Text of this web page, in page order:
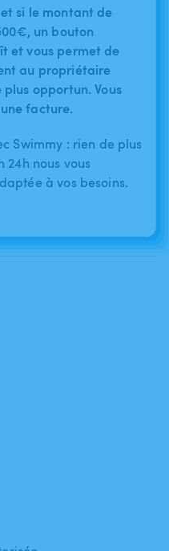
si le montant de
un bouton
et vous permet de
au propriétaire
opportun. Vous
facture.
Swimmy : rien de plus
24h nous vous
à vos besoins.